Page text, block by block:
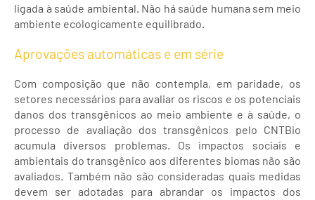
ligada à saúde ambiental. Não há saúde humana sem meio
ambiente ecologicamente equilibrado.
Aprovações automáticas e em série
Com composição que não contempla, em paridade, os
setores necessários para avaliar os riscos e os potenciais
danos dos transgênicos ao meio ambiente e à saúde, o
processo de avaliação dos transgênicos pelo CNTBio
acumula diversos problemas. Os impactos sociais e
ambientais do transgênico aos diferentes biomas não são
avaliados. Também não são consideradas quais medidas
devem ser adotadas para abrandar os impactos dos